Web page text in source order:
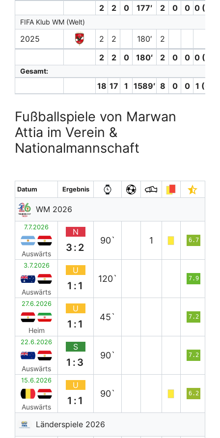
2
2 0 177′ 2 0 0 0 (0)
FIFA Klub WM (Welt)
2025 2 2 180′
2
2
2 0 180′ 2 0 0 0 (0)
Gesamt:
18 17 1 1589′ 8 0 0 1 (0)
Fußballspiele von Marwan
Attia im Verein &
Nationalmannschaft
Datum Ergebnis
WM 2026
7.7.2026
Auswärts
N
3:2
90` 1 6.7
3.7.2026
Auswärts
U
1:1
120` 7.9
27.6.2026
Heim
U
1:1
45` 7.2
22.6.2026
Auswärts
S
1:3
90` 7.2
15.6.2026
Auswärts
U
1:1
90` 6.2
Länderspiele 2026